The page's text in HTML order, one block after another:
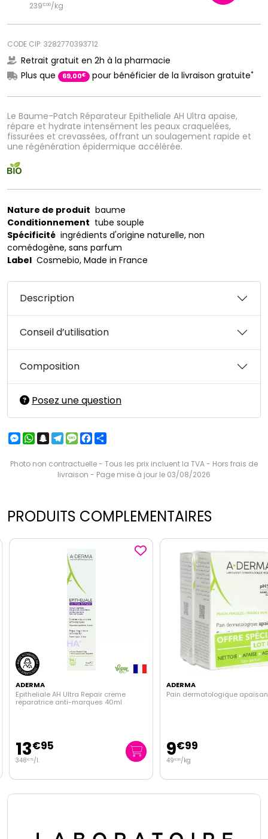
Le Baume-Patch Réparateur Epitheliale AH Ultra apaise,
répare et hydrate intensément les peaux craquelées,
fissurées et crevassées, offrant un soulagement rapide et
une régénération épidermique accélérée.
239€00/kg
CODE CIP: 3282770393712
Retrait gratuit en 2h à la pharmacie
Plus que
69,00€ pour bénéficier de la livraison gratuite*
Nature de produit baume
Conditionnement tube souple
Spécificité ingrédients d'origine naturelle, non
comédogène, sans parfum
Label Cosmebio, Made in France
Description
Conseil d’utilisation
Composition
Posez une question
Messenger
WhatsApp
Snapchat
Telegram
MessageFacebook
Photo non contractuelle - Tous les prix incluent la TVA - Hors frais de
livraison - Page mise à jour le 03/08/2026
PRODUITS COMPLEMENTAIRES
ADERMA
Epitheliale AH Ultra Repair creme
reparatrice anti-marques 40ml
13€95
348€75/l.
ADERMA
Pain dermatologique
9€99
49€95/kg